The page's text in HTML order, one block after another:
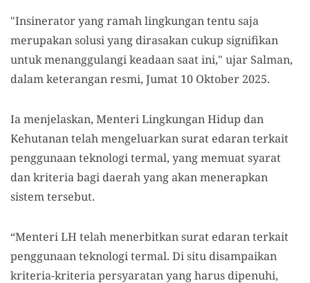
"Insinerator yang ramah lingkungan tentu saja
merupakan solusi yang dirasakan cukup signifikan
untuk menanggulangi keadaan saat ini," ujar Salman,
dalam keterangan resmi, Jumat 10 Oktober 2025.
Ia menjelaskan, Menteri Lingkungan Hidup dan
Kehutanan telah mengeluarkan surat edaran terkait
penggunaan teknologi termal, yang memuat syarat
dan kriteria bagi daerah yang akan menerapkan
sistem tersebut.
“Menteri LH telah menerbitkan surat edaran terkait
penggunaan teknologi termal. Di situ disampaikan
kriteria-kriteria persyaratan yang harus dipenuhi,